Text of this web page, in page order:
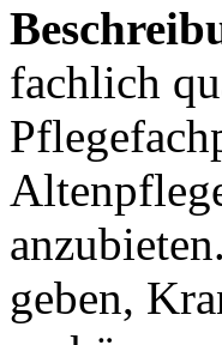
fachlich
geben,